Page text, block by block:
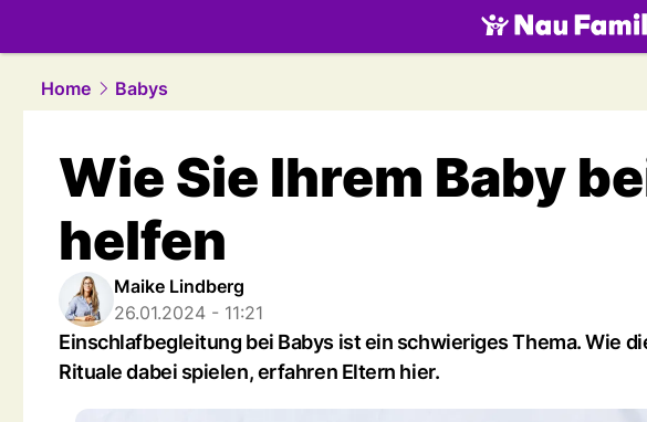
family.NAU.ch
Home
Babys
Wie Sie Ihrem Baby
helfen
Maike Lindberg
26.01.2024 - 11:21
Einschlafbegleitung bei Babys ist ein schwieriges Thema. Wie
Rituale dabei spielen, erfahren Eltern hier.